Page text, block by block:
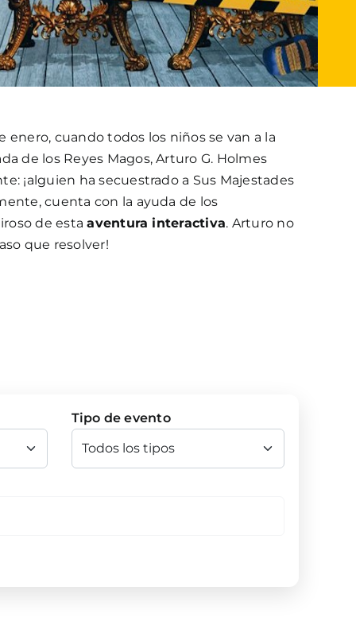
enero, cuando todos los niños se van a la
de los Reyes Magos, Arturo G. Holmes
¡alguien ha secuestrado a Sus Majestades
cuenta con la ayuda de los
de estaaventura interactiva. Arturo no
que resolver!
Tipo de evento